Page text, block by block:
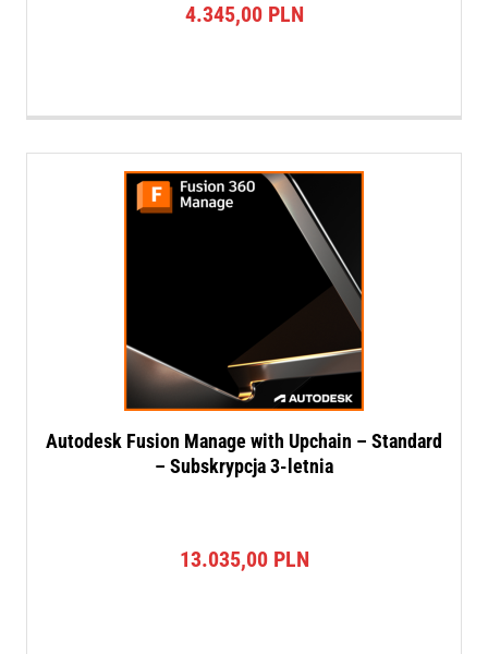
4.345,00 PLN
Autodesk Fusion Manage with Upchain – Standard
– Subskrypcja 3-letnia
13.035,00 PLN